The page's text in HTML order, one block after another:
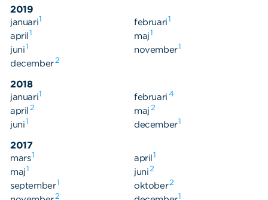
2019
januari1 februari1
april1 maj1
juni1 november1
december2
2018
januari1 februari 4
april 2 maj 2
juni1 december1
2017
mars1 april1
maj1 juni2
september1 oktober2
2 1